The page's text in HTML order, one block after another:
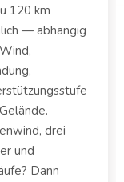
120 km
— abhängig
drei
und
Dann